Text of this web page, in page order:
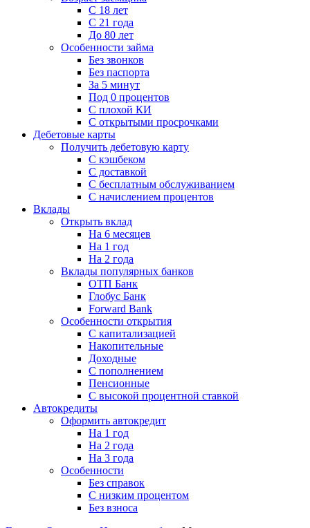
С 18 лет
С 21 года
До 80 лет
Особенности займа
Без звонков
Без паспорта
За 5 минут
Под 0 процентов
С плохой КИ
С открытыми просрочками
Дебетовые карты
Получить дебетовую карту
С кэшбеком
С доставкой
С бесплатным обслуживанием
С начислением процентов
Вклады
Открыть вклад
На 6 месяцев
На 1 год
На 2 года
Вклады популярных банков
ОТП Банк
Глобус Банк
Forward Bank
Особенности открытия
С капитализацией
Накопительные
Доходные
С пополнением
Пенсионные
С высокой процентной ставкой
Автокредиты
Оформить автокредит
На 1 год
На 2 года
На 3 года
Особенности
Без справок
С низким процентом
Без взноса